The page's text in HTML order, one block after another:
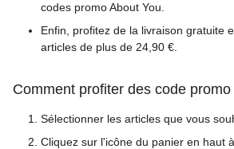
codes promo About You.
Enfin, profitez de la livraison gratuite
articles de plus de 24,90 €.
Comment profiter des code promo
Sélectionner les articles que vous
Cliquez sur l'icône du panier en haut